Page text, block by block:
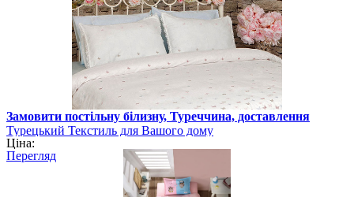
Замовити постільну білизну, Туреччина, доставлення
Турецький Текстиль для Вашого дому
Ціна:
Перегляд